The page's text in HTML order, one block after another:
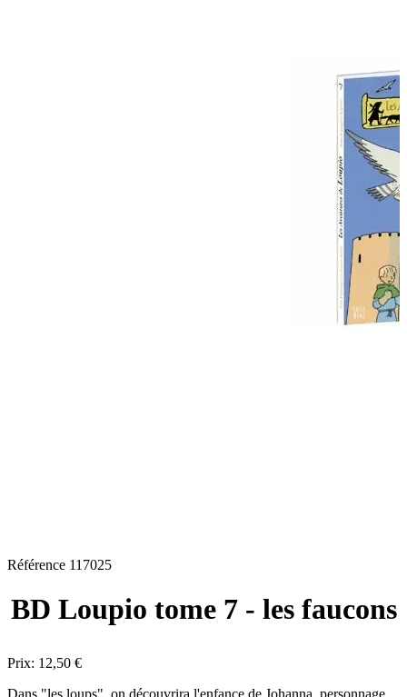
Référence 117025
BD Loupio tome 7 - les faucons
Prix: 12,50 €